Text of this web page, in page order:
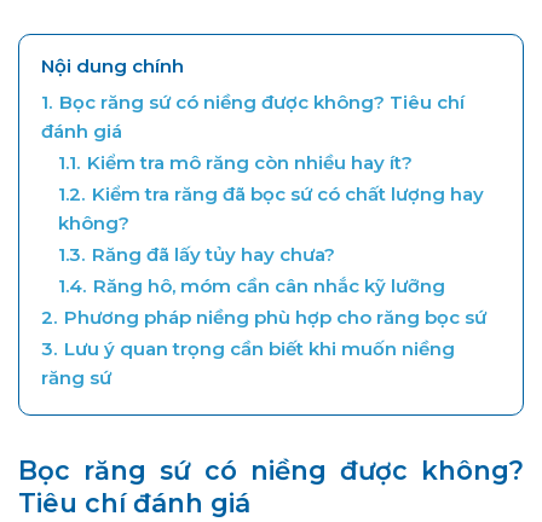
Nội dung chính
1. Bọc răng sứ có niềng được không? Tiêu chí
đánh giá
1.1. Kiểm tra mô răng còn nhiều hay ít?
1.2. Kiểm tra răng đã bọc sứ có chất lượng hay
không?
1.3. Răng đã lấy tủy hay chưa?
1.4. Răng hô, móm cần cân nhắc kỹ lưỡng
2. Phương pháp niềng phù hợp cho răng bọc sứ
3. Lưu ý quan trọng cần biết khi muốn niềng
răng sứ
Bọc răng sứ có niềng được không?
Tiêu chí đánh giá